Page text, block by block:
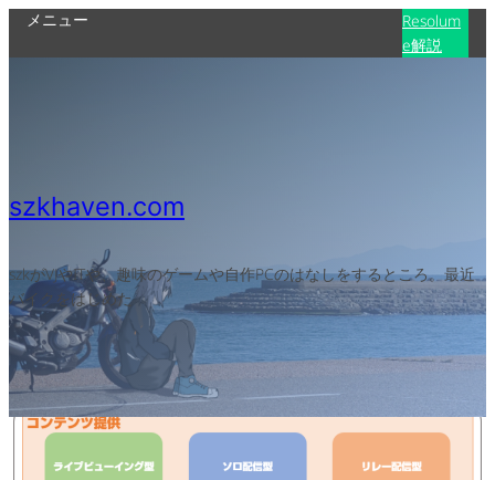
メニュー
Resolum
e解説
szkhaven.com
szkがVJやITや、趣味のゲームや自作PCのはなしをするところ。最近
バイクをはじめた